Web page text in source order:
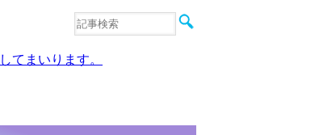
音楽
まいります。